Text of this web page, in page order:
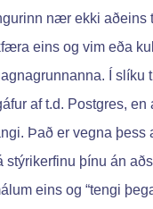
nær ekki aðeins
eins og vim eða
Í slíku
af t.d. Postgres,
Það er vegna þess
stýrikerfinu þínu án
eins og “tengi